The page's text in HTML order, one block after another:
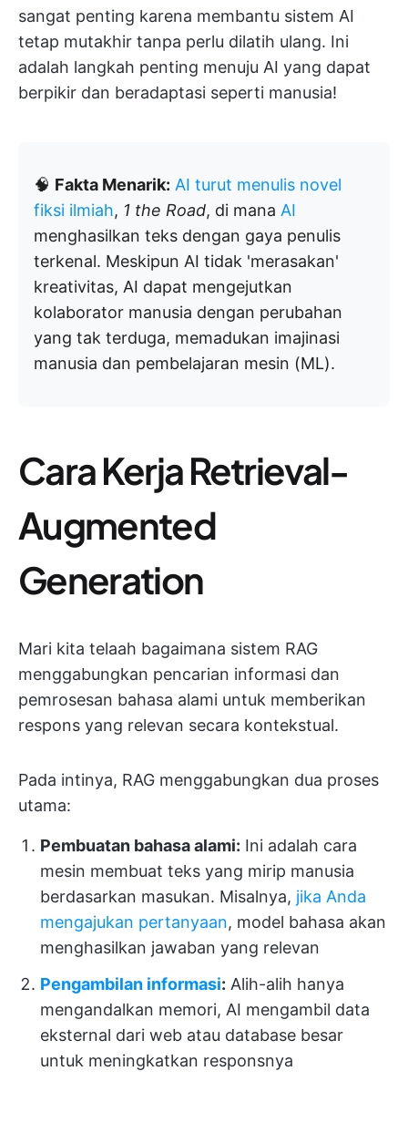
sangat penting karena membantu sistem AI
tetap mutakhir tanpa perlu dilatih ulang. Ini
adalah langkah penting menuju AI yang dapat
berpikir dan beradaptasi seperti manusia!
🧠 Fakta Menarik: AI turut menulis novel
fiksi ilmiah, 1 the Road, di mana AI
menghasilkan teks dengan gaya penulis
terkenal. Meskipun AI tidak 'merasakan'
kreativitas, AI dapat mengejutkan
kolaborator manusia dengan perubahan
yang tak terduga, memadukan imajinasi
manusia dan pembelajaran mesin (ML).
Cara Kerja Retrieval-
Augmented
Generation
Mari kita telaah bagaimana sistem RAG
menggabungkan pencarian informasi dan
pemrosesan bahasa alami untuk memberikan
respons yang relevan secara kontekstual.
Pada intinya, RAG menggabungkan dua proses
utama:
Pembuatan bahasa alami: Ini adalah cara
mesin membuat teks yang mirip manusia
berdasarkan masukan. Misalnya, jika Anda
mengajukan pertanyaan, model bahasa akan
menghasilkan jawaban yang relevan
Pengambilan informasi: Alih-alih hanya
mengandalkan memori, AI mengambil data
eksternal dari web atau database besar
untuk meningkatkan responsnya